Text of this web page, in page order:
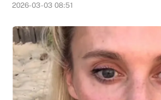
2026-03-03 08:51